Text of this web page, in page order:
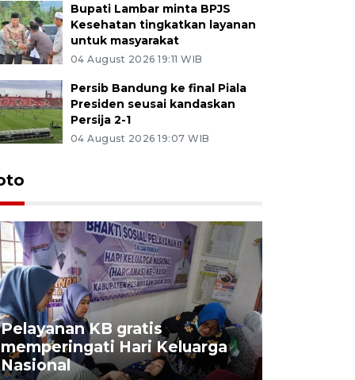
Bupati Lambar minta BPJS
Kesehatan tingkatkan layanan
untuk masyarakat
04 August 2026 19:11 WIB
Persib Bandung ke final Piala
Presiden seusai kandaskan
Persija 2-1
04 August 2026 19:07 WIB
Pelayanan KB gratis
memperingati Hari Keluarga
Nasional